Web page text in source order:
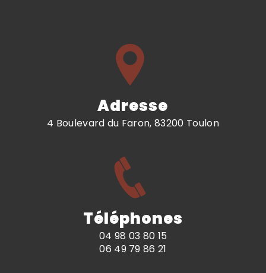
Adresse
4 Boulevard du Faron, 83200 Toulon
Téléphones
04 98 03 80 15
06 49 79 86 21